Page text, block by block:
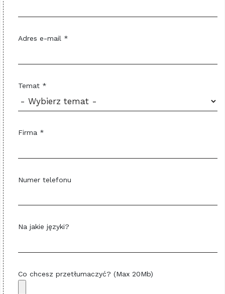
Adres e-mail *
Temat *
Firma *
Numer telefonu
Na jakie języki?
Co chcesz przetłumaczyć? (Max 20Mb)